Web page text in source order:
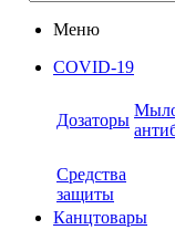
Меню
COVID-19
Дозаторы
Средства
защиты
Канцтовары